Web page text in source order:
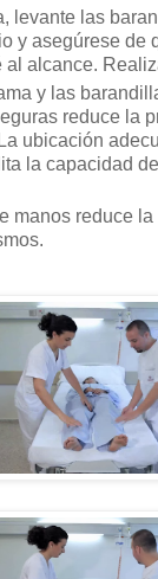
levante las
y asegúrese de
al alcance.
y las
reduce la
ubicación
la capacidad
manos reduce